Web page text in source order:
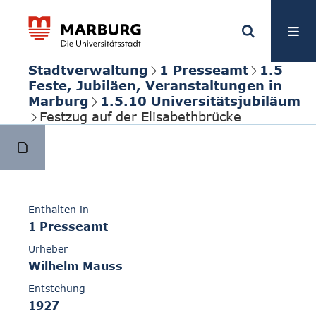
Stadtverwaltung 1 Presseamt
1.5
Feste, Jubiläen, Veranstaltungen in
Marburg
1.5.10 Universitätsjubiläum
Festzug auf der Elisabethbrücke
Enthalten in
1 Presseamt
Urheber
Wilhelm Mauss
Entstehung
1927